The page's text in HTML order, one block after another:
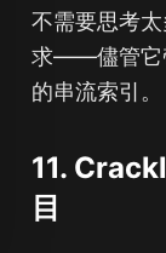
不需要思考
求——儘管它
的串流索引。
11.
目